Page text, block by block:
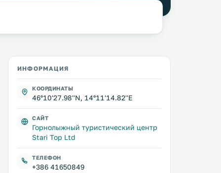
ИНФОРМАЦИЯ
КООРДИНАТЫ
46°10'27.98''N, 14°11'14.82''E
САЙТ
Горнолыжный туристический центр
Stari Top Ltd
ТЕЛЕФОН
+386 41650849